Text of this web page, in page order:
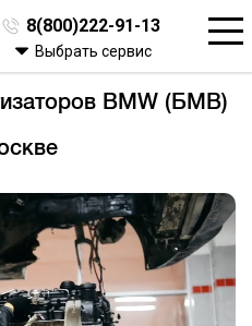
8(800)222-91-13
Выбрать сервис
BMW (БМВ)